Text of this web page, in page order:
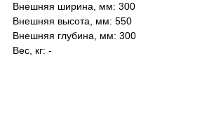
Внешняя ширина, мм: 300
Внешняя высота, мм: 550
Внешняя глубина, мм: 300
Вес, кг: -